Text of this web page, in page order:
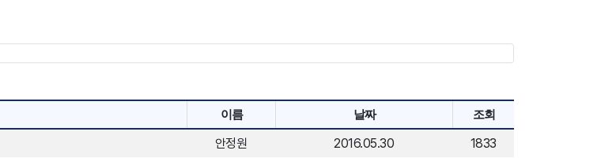
이름 날짜 조회
안정원 2016.05.30
1833